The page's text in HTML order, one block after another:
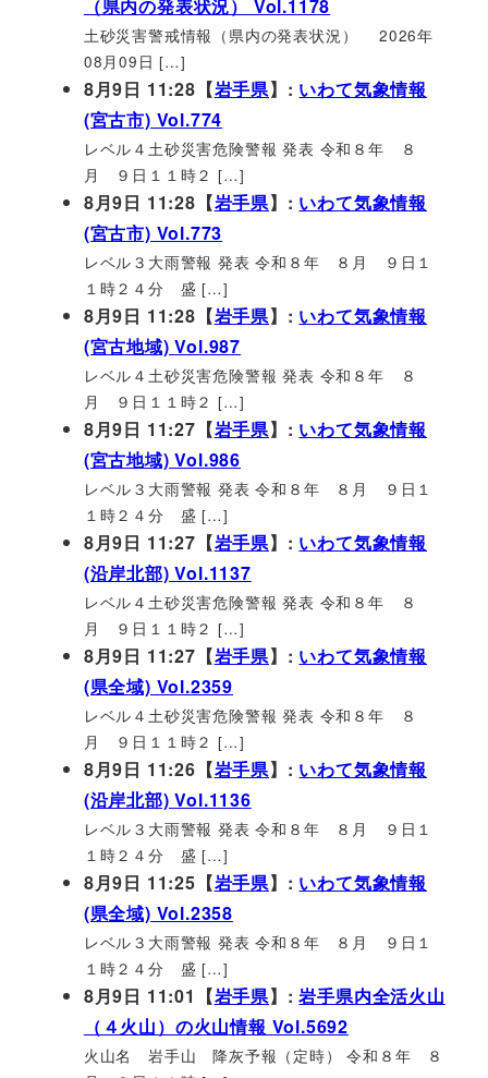
（県内の発表状況） Vol.1178
土砂災害警戒情報（県内の発表状況） 2026年
08月09日 […]
8月9日 11:28【岩手県】: いわて気象情報
(宮古市) Vol.774
レベル４土砂災害危険警報 発表 令和８年 ８
月 ９日１１時２ […]
8月9日 11:28【岩手県】: いわて気象情報
(宮古市) Vol.773
レベル３大雨警報 発表 令和８年 ８月 ９日１
１時２４分 盛 […]
8月9日 11:28【岩手県】: いわて気象情報
(宮古地域) Vol.987
レベル４土砂災害危険警報 発表 令和８年 ８
月 ９日１１時２ […]
8月9日 11:27【岩手県】: いわて気象情報
(宮古地域) Vol.986
レベル３大雨警報 発表 令和８年 ８月 ９日１
１時２４分 盛 […]
8月9日 11:27【岩手県】: いわて気象情報
(沿岸北部) Vol.1137
レベル４土砂災害危険警報 発表 令和８年 ８
月 ９日１１時２ […]
8月9日 11:27【岩手県】: いわて気象情報
(県全域) Vol.2359
レベル４土砂災害危険警報 発表 令和８年 ８
月 ９日１１時２ […]
8月9日 11:26【岩手県】: いわて気象情報
(沿岸北部) Vol.1136
レベル３大雨警報 発表 令和８年 ８月 ９日１
１時２４分 盛 […]
8月9日 11:25【岩手県】: いわて気象情報
(県全域) Vol.2358
レベル３大雨警報 発表 令和８年 ８月 ９日１
１時２４分 盛 […]
8月9日 11:01【岩手県】:岩手県内全活火山
（４火山）の火山情報 Vol.5692
火山名 岩手山 降灰予報（定時） 令和８年 ８